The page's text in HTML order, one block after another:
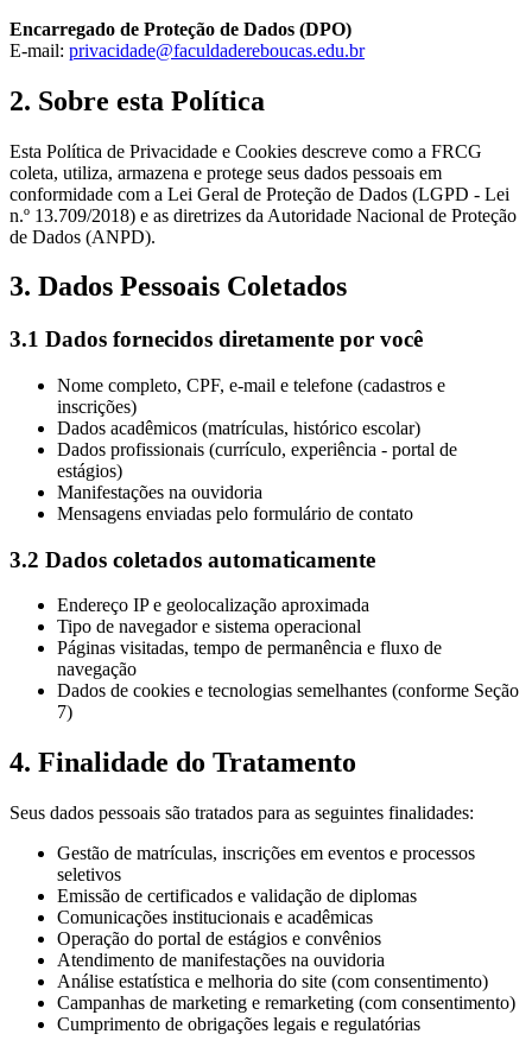
Encarregado de Proteção de Dados (DPO)
E-mail: privacidade@faculdadereboucas.edu.br
2. Sobre esta Política
Esta Política de Privacidade e Cookies descreve como a FRCG
coleta, utiliza, armazena e protege seus dados pessoais em
conformidade com a Lei Geral de Proteção de Dados (LGPD - Lei
n.º 13.709/2018) e as diretrizes da Autoridade Nacional de Proteção
de Dados (ANPD).
3. Dados Pessoais Coletados
3.1 Dados fornecidos diretamente por você
Nome completo, CPF, e-mail e telefone (cadastros e
inscrições)
Dados acadêmicos (matrículas, histórico escolar)
Dados profissionais (currículo, experiência - portal de
estágios)
Manifestações na ouvidoria
Mensagens enviadas pelo formulário de contato
3.2 Dados coletados automaticamente
Endereço IP e geolocalização aproximada
Tipo de navegador e sistema operacional
Páginas visitadas, tempo de permanência e fluxo de
navegação
Dados de cookies e tecnologias semelhantes (conforme Seção
7)
4. Finalidade do Tratamento
Seus dados pessoais são tratados para as seguintes finalidades:
Gestão de matrículas, inscrições em eventos e processos
seletivos
Emissão de certificados e validação de diplomas
Comunicações institucionais e acadêmicas
Operação do portal de estágios e convênios
Atendimento de manifestações na ouvidoria
Análise estatística e melhoria do site (com consentimento)
Campanhas de marketing e remarketing (com consentimento)
Cumprimento de obrigações legais e regulatórias